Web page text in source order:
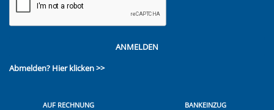
ANMELDEN
Abmelden? Hier klicken >>
AUF RECHNUNG BANKEINZUG